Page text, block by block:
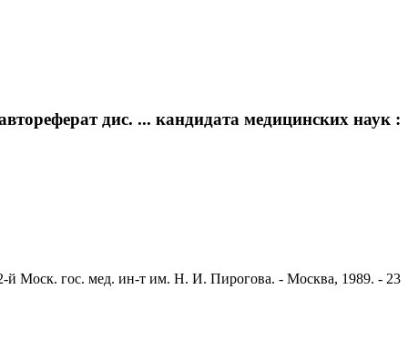
дис. ... кандидата медицинских наук :
2-й Моск. гос. мед. ин-т им. Н. И. Пирогова. - Москва, 1989. - 23